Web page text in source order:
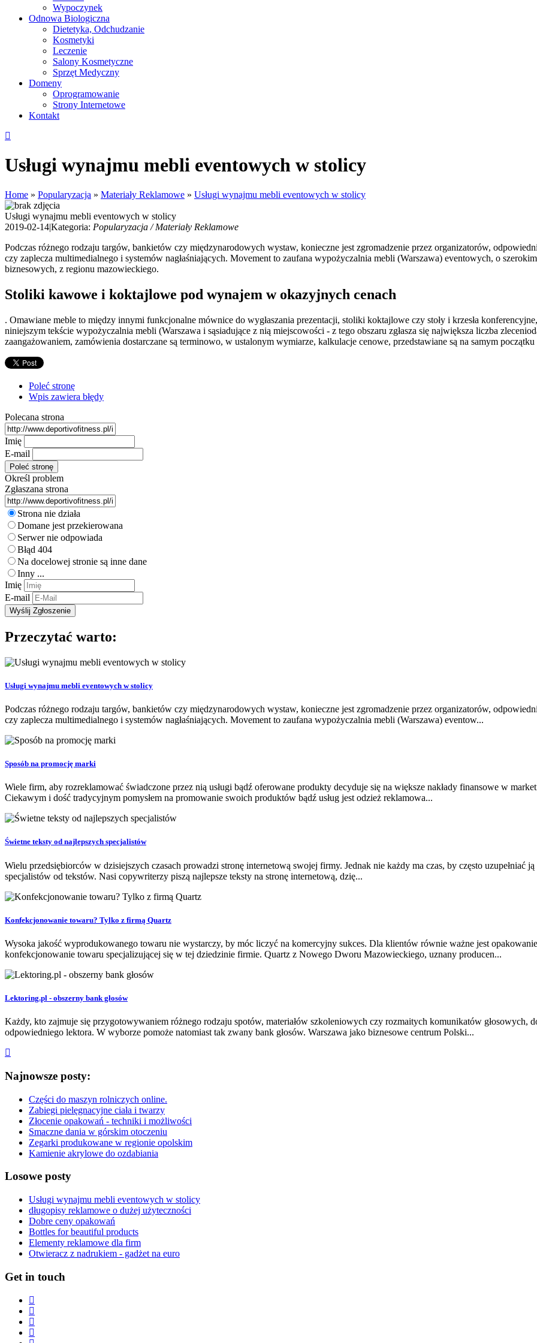
Wypoczynek
Odnowa Biologiczna
Dietetyka, Odchudzanie
Kosmetyki
Leczenie
Salony Kosmetyczne
Sprzęt Medyczny
Domeny
Oprogramowanie
Strony Internetowe
Kontakt
Usługi wynajmu mebli eventowych w stolicy
Home » Popularyzacja » Materiały Reklamowe » Usługi wynajmu mebli eventowych w stolicy
Usługi wynajmu mebli eventowych w stolicy
2019-02-14|Kategoria: Popularyzacja / Materiały Reklamowe
Podczas różnego rodzaju targów, bankietów czy międzynarodowych wystaw, konieczne jest zgromadzenie przez organizatorów,
czy zaplecza multimedialnego i systemów nagłaśniających. Movement to zaufana wypożyczalnia mebli (Warszawa) eventowych, o
biznesowych, z regionu mazowieckiego.
Stoliki kawowe i koktajlowe pod wynajem w okazyjnych cenach
. Omawiane meble to między innymi funkcjonalne mównice do wygłaszania prezentacji, stoliki koktajlowe czy stoły i krzesła
niniejszym tekście wypożyczalnia mebli (Warszawa i sąsiadujące z nią miejscowości - z tego obszaru zgłasza się największa liczba
zaangażowaniem, zamówienia dostarczane są terminowo, w ustalonym wymiarze, kalkulacje cenowe, przedstawiane są na samym początku
Poleć stronę
Wpis zawiera błędy
Polecana strona
Imię
E-mail
Określ problem
Zgłaszana strona
Strona nie działa
Domane jest przekierowana
Serwer nie odpowiada
Błąd 404
Na docelowej stronie są inne dane
Inny ...
Imię
E-mail
Przeczytać warto:
Usługi wynajmu mebli eventowych w stolicy
Podczas różnego rodzaju targów, bankietów czy międzynarodowych wystaw, konieczne jest zgromadzenie przez organizatorów,
czy zaplecza multimedialnego i systemów nagłaśniających. Movement to zaufana wypożyczalnia mebli (Warszawa) eventow...
Sposób na promocję marki
Wiele firm, aby rozreklamować świadczone przez nią usługi bądź oferowane produkty decyduje się na większe nakłady finansowe w
Ciekawym i dość tradycyjnym pomysłem na promowanie swoich produktów bądź usług jest odzież reklamowa...
Świetne teksty od najlepszych specjalistów
Wielu przedsiębiorców w dzisiejszych czasach prowadzi stronę internetową swojej firmy. Jednak nie każdy ma czas, by często uzupełniać
specjalistów od tekstów. Nasi copywriterzy piszą najlepsze teksty na stronę internetową, dzię...
Konfekcjonowanie towaru? Tylko z firmą Quartz
Wysoka jakość wyprodukowanego towaru nie wystarczy, by móc liczyć na komercyjny sukces. Dla klientów równie ważne jest
konfekcjonowanie towaru specjalizującej się w tej dziedzinie firmie. Quartz z Nowego Dworu Mazowieckiego, uznany producen...
Lektoring.pl - obszerny bank głosów
Każdy, kto zajmuje się przygotowywaniem różnego rodzaju spotów, materiałów szkoleniowych czy rozmaitych komunikatów głosowych,
odpowiedniego lektora. W wyborze pomoże natomiast tak zwany bank głosów. Warszawa jako biznesowe centrum Polski...
Najnowsze posty:
Części do maszyn rolniczych online.
Zabiegi pielęgnacyjne ciała i twarzy
Złocenie opakowań - techniki i możliwości
Smaczne dania w górskim otoczeniu
Zegarki produkowane w regionie opolskim
Kamienie akrylowe do ozdabiania
Losowe posty
Usługi wynajmu mebli eventowych w stolicy
długopisy reklamowe o dużej użyteczności
Dobre ceny opakowań
Bottles for beautiful products
Elementy reklamowe dla firm
Otwieracz z nadrukiem - gadżet na euro
Get in touch